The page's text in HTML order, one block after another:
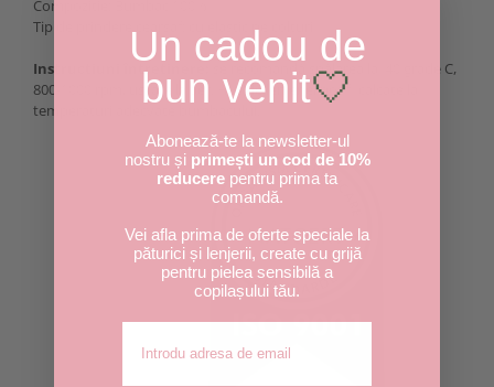
Compozitie: Bumbac 100%
Tip de prindere cearșaf: cu elastic pe colțuri
Instructiuni întretinere:
se recomandă spălarea la 40 grade C,
800-1000 rpm, uscare la aer. Husele lenjeriei pot fi calcate la
temperaturi adecvate bumbacului.
Un cadou de
bun venit🤍
Abonează-te la newsletter-ul
nostru și primești un cod de 10%
reducere pentru prima ta
comandă.
Vei afla prima de oferte speciale la
păturici și lenjerii, create cu grijă
pentru pielea sensibilă a
copilașului tău.